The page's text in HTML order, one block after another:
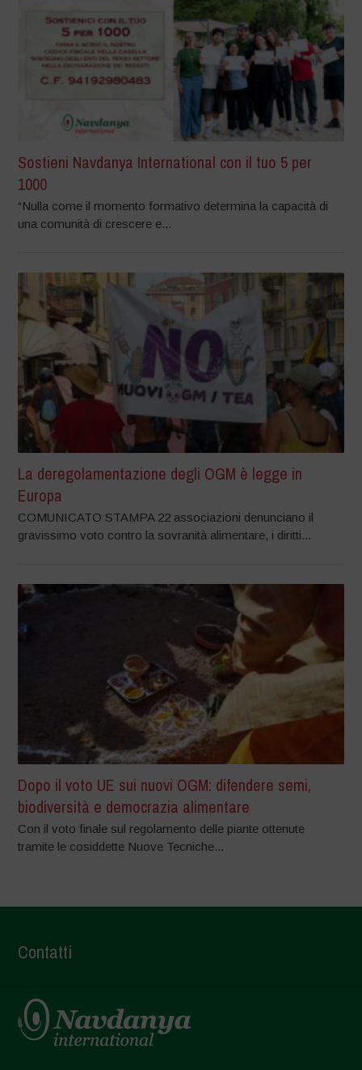
Sostieni Navdanya International con il tuo 5 per
1000
“Nulla come il momento formativo determina la capacità di
una comunità di crescere e...
La deregolamentazione degli OGM è legge in
Europa
COMUNICATO STAMPA 22 associazioni denunciano il
gravissimo voto contro la sovranità alimentare, i diritti...
Dopo il voto UE sui nuovi OGM: difendere semi,
biodiversità e democrazia alimentare
Con il voto finale sul regolamento delle piante ottenute
tramite le cosiddette Nuove Tecniche...
Contatti